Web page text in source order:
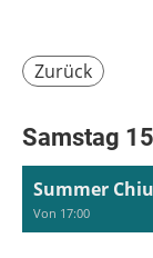
Zurück
Samstag
Summer
Von 17:00